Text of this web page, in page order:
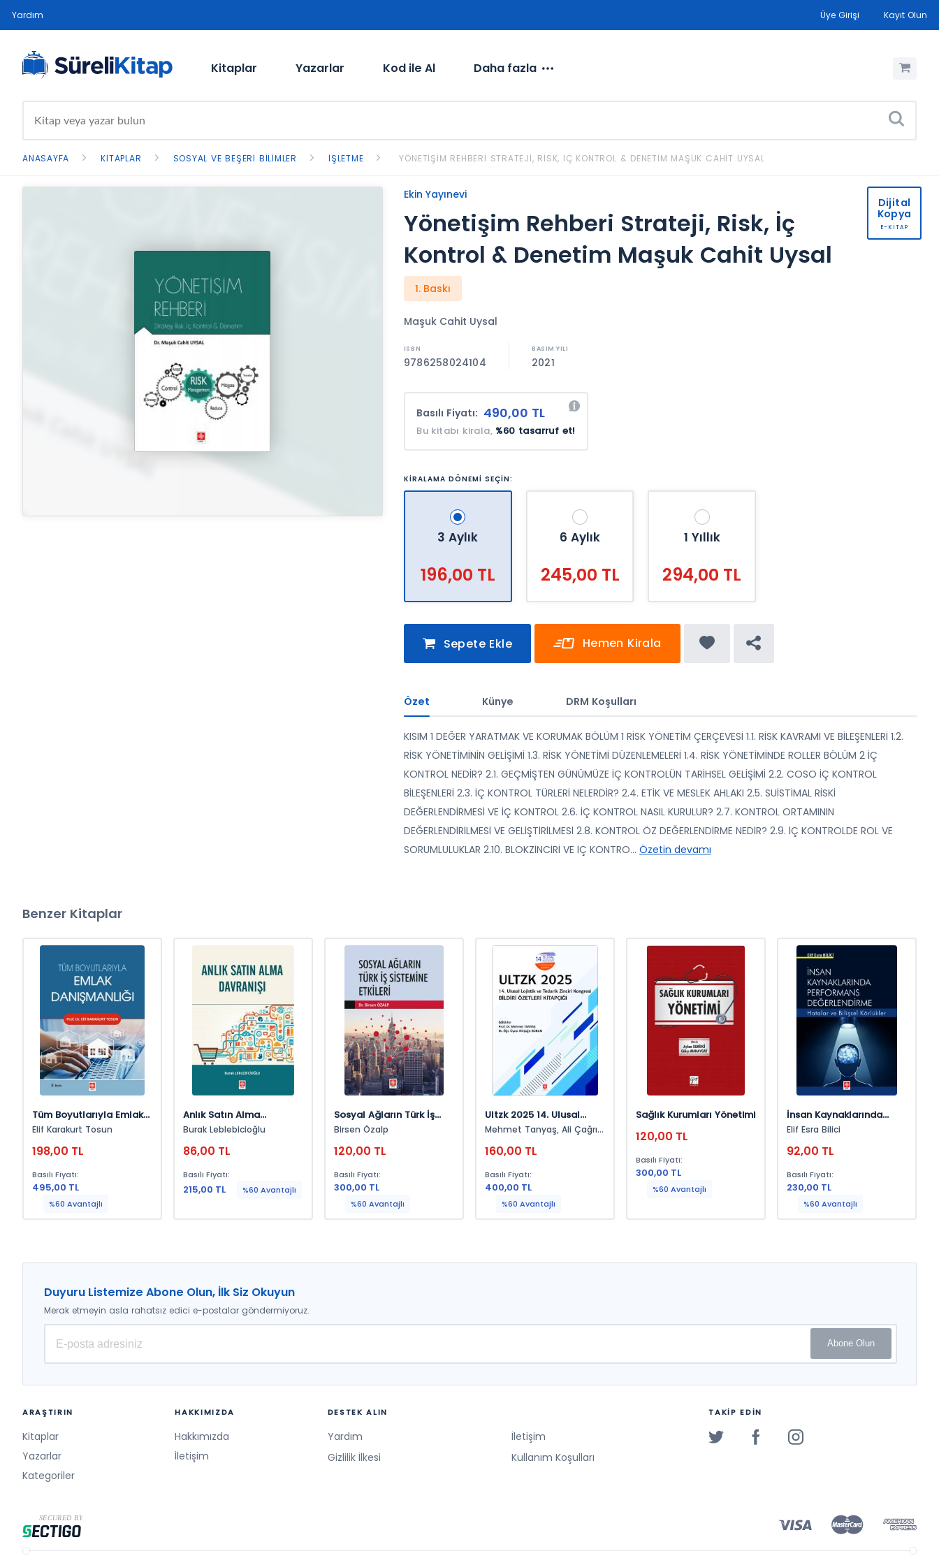
Yardım Üye Girişi Kayıt Olun
Kitaplar Yazarlar Kod ile Al Daha fazla
ANASAYFA KITAPLAR SOSYAL VE BEŞERI BILIMLER İŞLETME YÖNETIŞIM REHBERI STRATEJI, RISK, İÇ KONTROL & DENETIM MAŞUK CAHIT UYSAL
Ekin Yayınevi
Yönetişim Rehberi Strateji, Risk, İç
Kontrol & Denetim Maşuk Cahit Uysal
1. Baskı
Maşuk Cahit Uysal
9786258024104 2021
Basılı Fiyatı: 490,00 TL
Bu kitabı kirala, %60 tasarruf et!
KİRALAMA DÖNEMİ SEÇİN:
3 Aylık
196,00 TL
6 Aylık
245,00 TL
1 Yıllık
294,00 TL
Sepete Ekle Hemen Kirala
Özet Künye DRM Koşulları
KISIM 1 DEĞER YARATMAK VE KORUMAK BÖLÜM 1 RİSK YÖNETİM ÇERÇEVESİ 1.1. RİSK KAVRAMI VE BİLEŞENLERİ 1.2.
RİSK YÖNETİMİNİN GELİŞİMİ 1.3. RİSK YÖNETİMİ DÜZENLEMELERİ 1.4. RİSK YÖNETİMİNDE ROLLER BÖLÜM 2 İÇ
KONTROL NEDİR? 2.1. GEÇMİŞTEN GÜNÜMÜZE İÇ KONTROLÜN TARİHSEL GELİŞİMİ 2.2. COSO İÇ KONTROL
BİLEŞENLERİ 2.3. İÇ KONTROL TÜRLERİ NELERDİR? 2.4. ETİK VE MESLEK AHLAKI 2.5. SUİSTİMAL RİSKİ
DEĞERLENDİRMESİ VE İÇ KONTROL 2.6. İÇ KONTROL NASIL KURULUR? 2.7. KONTROL ORTAMININ
DEĞERLENDİRİLMESİ VE GELİŞTİRİLMESİ 2.8. KONTROL ÖZ DEĞERLENDİRME NEDİR? 2.9. İÇ KONTROLDE ROL VE
SORUMLULUKLAR 2.10. BLOKZİNCİRİ VE İÇ KONTRO... Özetin devamı
Dijital
Kopya
E-KİTAP
Benzer Kitaplar
Tüm Boyutlarıyla Emlak
Danışmanlığı Elif
Elif Karakurt Tosun
198,00 TL
Basılı Fiyatı:
495,00 TL
%60 Avantajlı
Anlık Satın Alma
Davranışı Burak
Burak Leblebicioğlu
86,00 TL
Basılı Fiyatı:
215,00 TL %60 Avantajlı
Sosyal Ağların Türk İş
Sistemine Etkileri Birsen
Birsen Özalp
120,00 TL
Basılı Fiyatı:
300,00 TL
%60 Avantajlı
Ultzk 2025 14. Ulusal
Lojistik Ve Tedarik Zinciri
Kitapçığı
Mehmet Tanyaş, Ali Çağrı
160,00 TL
Basılı Fiyatı:
400,00 TL
%60 Avantajlı
Sağlık Kurumları Yönetimi
120,00 TL
Basılı Fiyatı:
300,00 TL
%60 Avantajlı
İnsan Kaynaklarında
Performans
Ve Bilişsel Körlükler Elif
Elif Esra Bilici
92,00 TL
Basılı Fiyatı:
230,00 TL
%60 Avantajlı
Duyuru Listemize Abone Olun, İlk Siz Okuyun
Merak etmeyin asla rahatsız edici e-postalar göndermiyoruz.
Abone Olun
ARAŞTIRIN
Kitaplar
Yazarlar
Kategoriler
HAKKIMIZDA
Hakkımızda
İletişim
DESTEK ALIN
Yardım
İletişim
Gizlilik İlkesi
Kullanım Koşulları
TAKİP EDİN